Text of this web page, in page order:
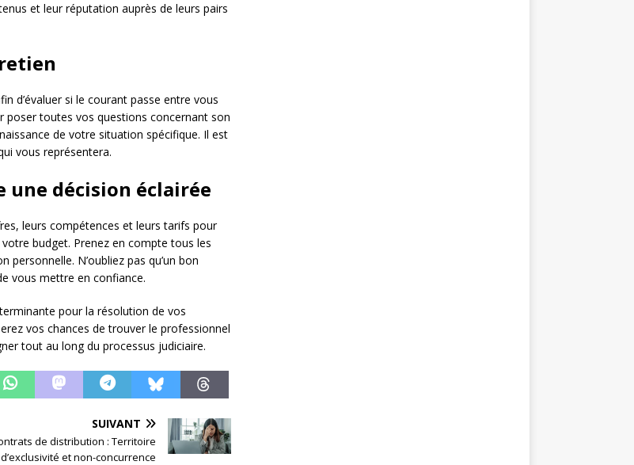
et leur réputation auprès de leurs pairs
d’évaluer si le courant passe entre vous
poser toutes vos questions concernant son
de votre situation spécifique. Il est
vous représentera.
une décision éclairée
leurs compétences et leurs tarifs pour
budget. Prenez en compte tous les
N’oubliez pas qu’un bon
vous mettre en confiance.
pour la résolution de vos
vos chances de trouver le professionnel
tout au long du processus judiciaire.
SUIVANT
de distribution : Territoire
d’exclusivité et non-concurrence